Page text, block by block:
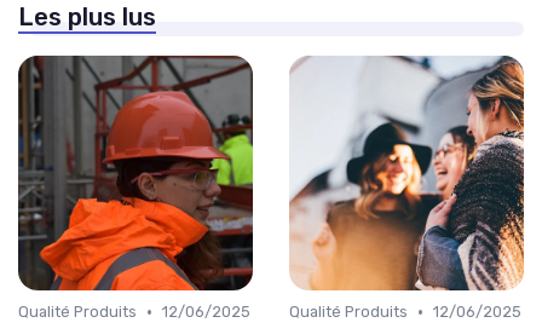
Les plus lus
Qualité Produits • 12/06/2025
Qualité Produits • 12/06/2025